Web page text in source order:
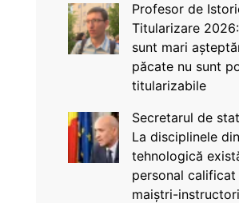
Profesor de
Titularizare
sunt mari
păcate nu sunt
titularizabile
Secretarul de
La disciplinele
tehnologică
personal
maiștri-instructori